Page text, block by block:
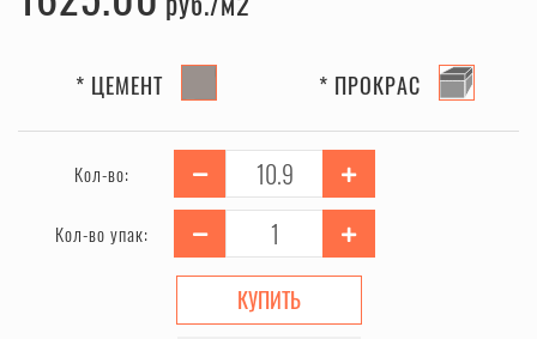
* ЦЕМЕНТ * ПРОКРАС
Кол-во:
Кол-во упак:
КУПИТЬ